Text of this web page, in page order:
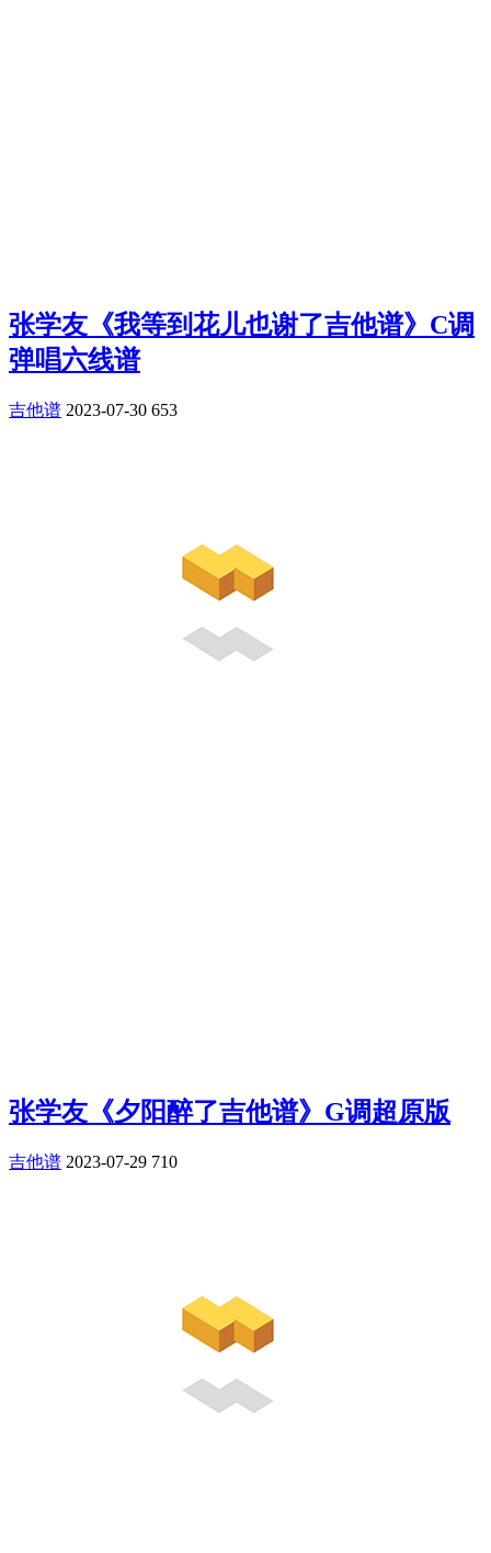
张学友《我等到花儿也谢了吉他谱》C调
弹唱六线谱
吉他谱 2023-07-30 653
张学友《夕阳醉了吉他谱》G调超原版
吉他谱 2023-07-29 710